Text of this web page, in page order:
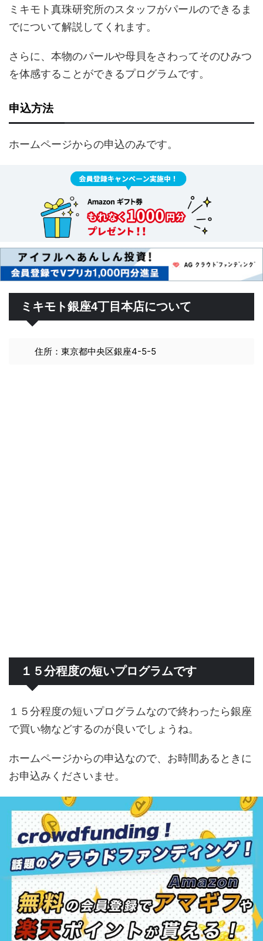
ミキモト真珠研究所のスタッフがパールのできるま
でについて解説してくれます。
さらに、本物のパールや母貝をさわってそのひみつ
を体感することができるプログラムです。
申込方法
ホームページからの申込のみです。
ミキモト銀座4丁目本店について
住所：東京都中央区銀座4-5-5
１５分程度の短いプログラムです
１５分程度の短いプログラムなので終わったら銀座
で買い物などするのが良いでしょうね。
ホームページからの申込なので、お時間あるときに
お申込みくださいませ。